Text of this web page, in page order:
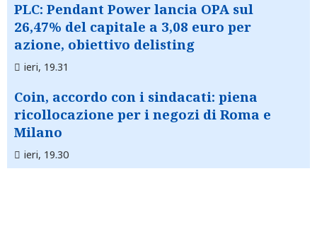
PLC: Pendant Power lancia OPA sul
26,47% del capitale a 3,08 euro per
azione, obiettivo delisting
ieri, 19.31
Coin, accordo con i sindacati: piena
ricollocazione per i negozi di Roma e
Milano
ieri, 19.30